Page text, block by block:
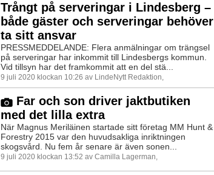
Trångt på serveringar i Lindesberg –
både gäster och serveringar behöver
ta sitt ansvar
PRESSMEDDELANDE: Flera anmälningar om trängsel
på serveringar har inkommit till Lindesbergs kommun.
Vid tillsyn har det framkommit att en del stä...
9 juli 2020 klockan 10:26 av LindeNytt Redaktion,
Far och son driver jaktbutiken
med det lilla extra
När Magnus Meriläinen startade sitt företag MM Hunt &
Forestry 2015 var den huvudsakliga inriktningen
skogsvård. Nu fem år senare är även sonen...
9 juli 2020 klockan 13:52 av Camilla Lagerman,